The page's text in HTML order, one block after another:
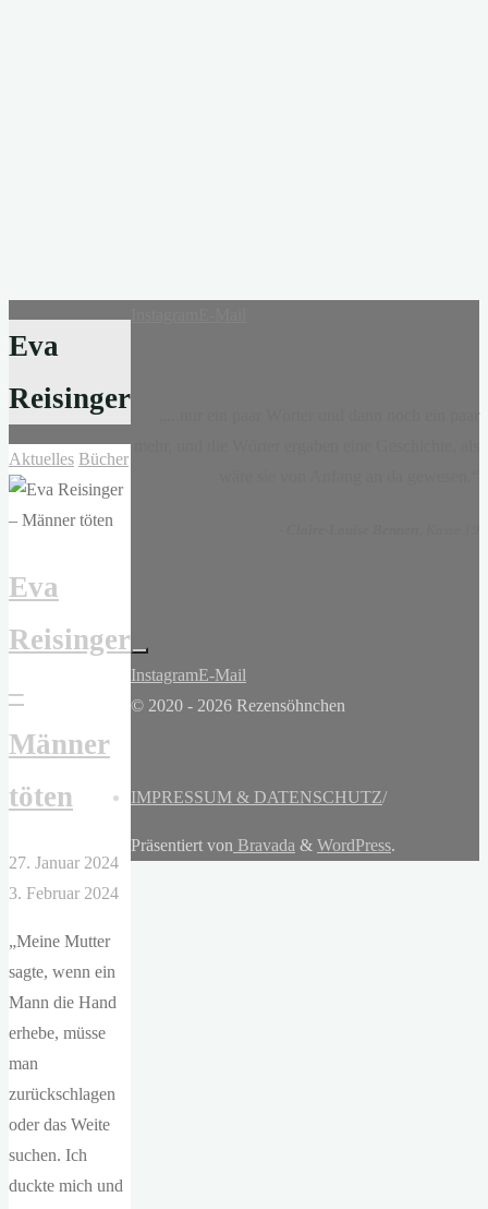
Eva
Reisinger
Aktuelles Bücher
Eva
Reisinger
–
Männer
töten
27. Januar 2024
3. Februar 2024
„Meine Mutter
sagte, wenn ein
Mann die Hand
erhebe, müsse
man
zurückschlagen
oder das Weite
suchen. Ich
duckte mich und
InstagramE-Mail
© 2020 - 2026 Rezensöhnchen
IMPRESSUM & DATENSCHUTZ/
Präsentiert von Bravada & WordPress.